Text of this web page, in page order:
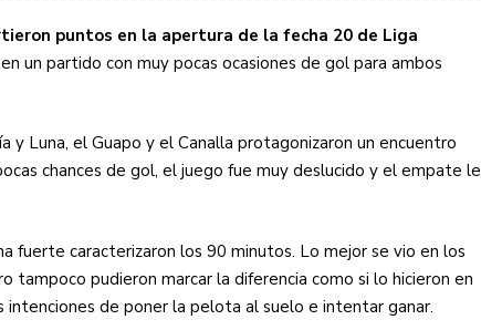
puntos en la apertura de la fecha 20 de Liga
un partido con muy pocas ocasiones de gol para ambos
Luna, el Guapo y el Canalla protagonizaron un encuentro
chances de gol, el juego fue muy deslucido y el empate le
fuerte caracterizaron los 90 minutos. Lo mejor se vio en los
tampoco pudieron marcar la diferencia como si lo hicieron en
de poner la pelota al suelo e intentar ganar.